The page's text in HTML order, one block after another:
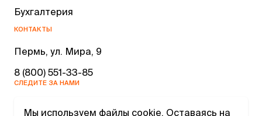
Мы используем файлы cookie. Оставаясь на
Бухгалтерия
КОНТАКТЫ
Пермь, ул. Мира, 9
8 (800) 551-33-85
СЛЕДИТЕ ЗА НАМИ